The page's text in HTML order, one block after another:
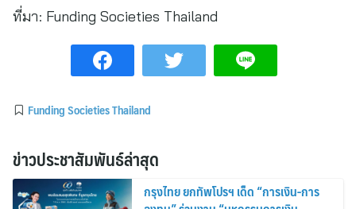
ที่มา: Funding Societies Thailand
Funding Societies Thailand
ข่าวประชาสัมพันธ์ล่าสุด
กรุงไทย ยกทัพโปรฯ เด็ด “การเงิน-การ